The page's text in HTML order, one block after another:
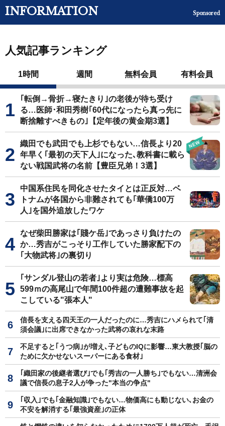
INFORMATION Sponsored
人気記事ランキング
1時間 週間 無料会員 有料会員
｢転倒→骨折→寝たきり｣の老後が待ち受け
る…医師･和田秀樹｢60代になったら真っ先に
断捨離すべきもの｣【定年後の黄金期3選】
織田でも武田でも上杉でもない…信長より20
年早く｢最初の天下人｣になった､教科書に載ら
ない戦国武将の名前【豊臣兄弟！3選】
中国系住民を同化させたタイとは正反対…ベ
トナムが各国から非難されても｢華僑100万
人｣を国外追放したワケ
なぜ柴田勝家は｢賤ケ岳｣であっさり負けたの
か…秀吉がこっそり工作していた勝家配下の
｢大物武将｣の裏切り
｢サンダル登山の若者｣より実は危険…標高
599ｍの高尾山で年間100件超の遭難事故を起
こしている"張本人"
信長を支える四天王の一人だったのに…秀吉にハメられて｢清
須会議｣に出席できなかった武将の哀れな末路
不足すると｢うつ病｣が増え､子どものIQに影響…東大教授｢脳の
ために欠かせないスーパーにある食材｣
｢織田家の後継者選び｣でも｢秀吉の一人勝ち｣でもない…清洲会
議で信長の息子2人が争った"本当の争点"
｢収入｣でも｢金融知識｣でもない…物価高にも動じない､お金の
不安を解消する｢最強資産｣の正体